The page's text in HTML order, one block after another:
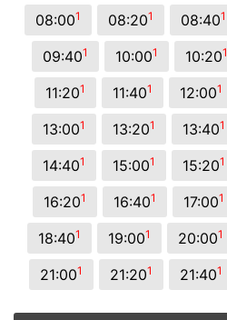
08:001 08:201 08:401
09:401 10:001 10:201
11:201 11:401 12:001
13:001 13:201 13:401
14:401 15:001 15:201
16:201 16:401 17:001
18:401 19:001 20:001
21:001 21:201 21:401